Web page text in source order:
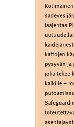
laajentaa
kattojen
pysyvän
joka tekee
kaikille –